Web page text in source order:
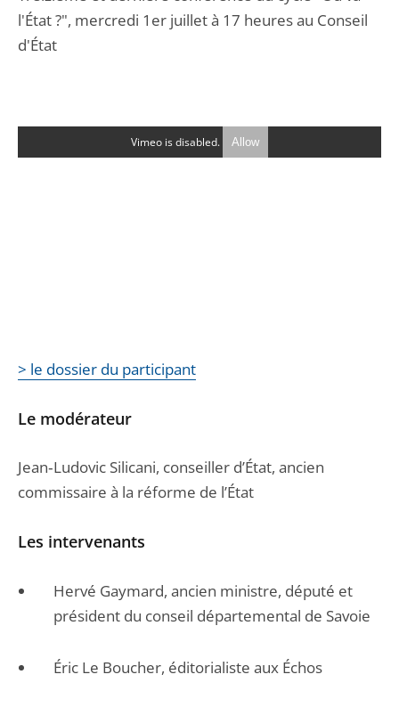
l'État ?", mercredi 1er juillet à 17 heures au Conseil
d'État
Vimeo is disabled. Allow
> le dossier du participant
Le modérateur
Jean‐Ludovic Silicani, conseiller d’État, ancien
commissaire à la réforme de l’État
Les intervenants
Hervé Gaymard, ancien ministre, député et
président du conseil départemental de Savoie
Éric Le Boucher, éditorialiste aux Échos